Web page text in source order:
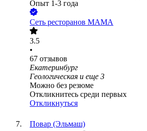
Опыт 1-3 года
Сеть ресторанов МАМА
3.5
•
67 отзывов
Екатеринбург
Геологическая и еще 3
Можно без резюме
Откликнитесь среди первых
Откликнуться
Повар (Эльмаш)